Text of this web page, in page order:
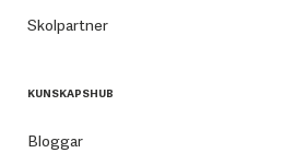
Skolpartner
KUNSKAPSHUB
Bloggar